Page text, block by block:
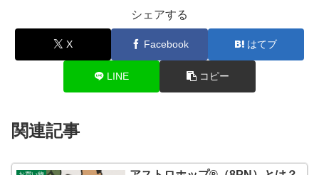
シェアする
X Facebook はてブ
LINE コピー
関連記事